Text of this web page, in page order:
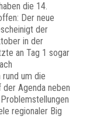
die 14.
Der neue
der
in der
an Tag 1 sogar
um die
Agenda neben
regionaler Big